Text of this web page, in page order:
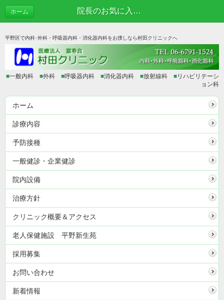
院長のお気に入りVol.11 萩の家 | あれこれブログ
ホーム
平野区で内科･外科・呼吸器内科・消化器内科をお捜しなら村田クリニックへ
■一般内科 ■外科 ■呼吸器内科 ■消化器内科 ■放射線科 ■リハビリテーシ
ョン科
ホーム
診療内容
予防接種
一般健診・企業健診
院内設備
治療方針
クリニック概要＆アクセス
老人保健施設 平野新生苑
採用募集
お問い合わせ
新着情報